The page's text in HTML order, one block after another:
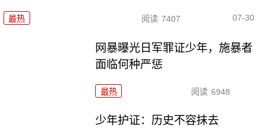
最热 阅读 7407 07-30
网暴曝光日军罪证少年，施暴者
面临何种严惩
最热 阅读 6948
少年护证：历史不容抹去